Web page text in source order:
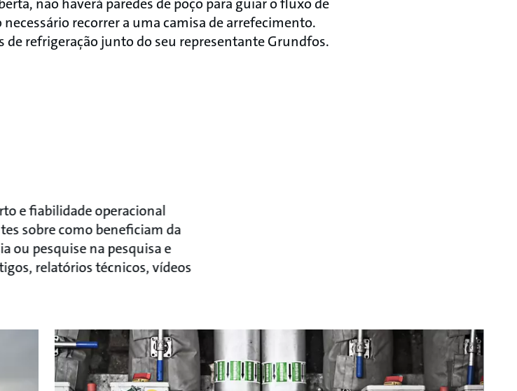
recorrer a uma camisa de arrefecimento.
de refrigeração junto do seu representante Grundfos.
e fiabilidade operacional
sobre como beneficiam da
ou pesquise na pesquisa e
relatórios técnicos, vídeos